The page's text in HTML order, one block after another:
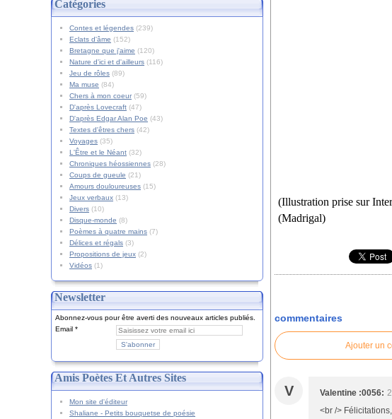
Catégories
Contes et légendes (239)
Eclats d'âme (152)
Bretagne que j'aime (120)
Nature d'ici et d'ailleurs (116)
Jeu de rôles (89)
Ma muse (84)
Chers à mon coeur (59)
D'après Lovecraft (47)
D'après Edgar Alan Poe (43)
Textes d'êtres chers (42)
Voyages (35)
L'Être et le Néant (32)
Chroniques héossiennes (28)
Coups de gueule (21)
Amours douloureuses (15)
Jeux verbaux (13)
Divers (10)
Disque-monde (8)
Poèmes à quatre mains (7)
Délices et régals (3)
Propositions de jeux (2)
Vidéos (1)
Newsletter
Abonnez-vous pour être averti des nouveaux articles publiés.
Email
Amis Poètes Et Autres Sites
Mon site d'éditeur
Shaliane - Petits bouquetse de poésie
(Illustration prise sur
(Madrigal)
commentaires
Ajouter un
V Valentine :0056:
<br />